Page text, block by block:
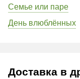
Семье или паре
День влюблённых
Доставка в